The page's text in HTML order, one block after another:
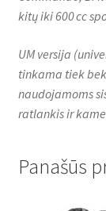
kitų iki 600 cc
UM versija
tinkama tiek
naudojamoms
ratlankis ir
Panašūs